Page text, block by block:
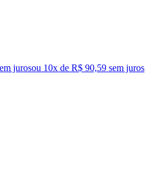
jurosou 10x de R$ 90,59 sem juros